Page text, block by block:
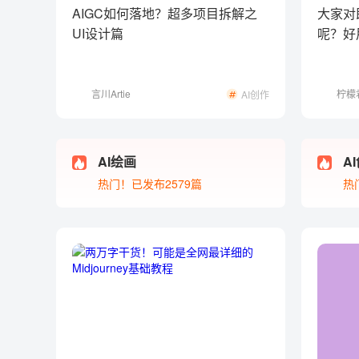
AIGC如何落地？超多项目拆解之
UI设计篇
言川Artie AI创作
大家
呢？
柠檬
AI绘画
热门！已发布2579篇
AI
热